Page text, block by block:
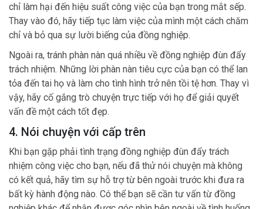
chỉ làm hại đến hiệu suất công việc của bạn trong mắt sếp.
Thay vào đó, hãy tiếp tục làm việc của mình một cách chăm
chỉ và bỏ qua sự lười biếng của đồng nghiệp.
Ngoài ra, tránh phàn nàn quá nhiều về đồng nghiệp đùn đẩy
trách nhiệm. Những lời phàn nàn tiêu cực của bạn có thể lan
tỏa đến tai họ và làm cho tình hình trở nên tồi tệ hơn. Thay vì
vậy, hãy cố gắng trò chuyện trực tiếp với họ để giải quyết
vấn đề một cách tốt đẹp.
4. Nói chuyện với cấp trên
Khi bạn gặp phải tình trạng đồng nghiệp đùn đẩy trách
nhiệm công việc cho bạn, nếu đã thử nói chuyện mà không
có kết quả, hãy tìm sự hỗ trợ từ bên ngoài trước khi đưa ra
bất kỳ hành động nào. Có thể bạn sẽ cần tư vấn từ đồng